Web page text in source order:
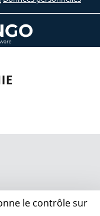
le contrôle sur